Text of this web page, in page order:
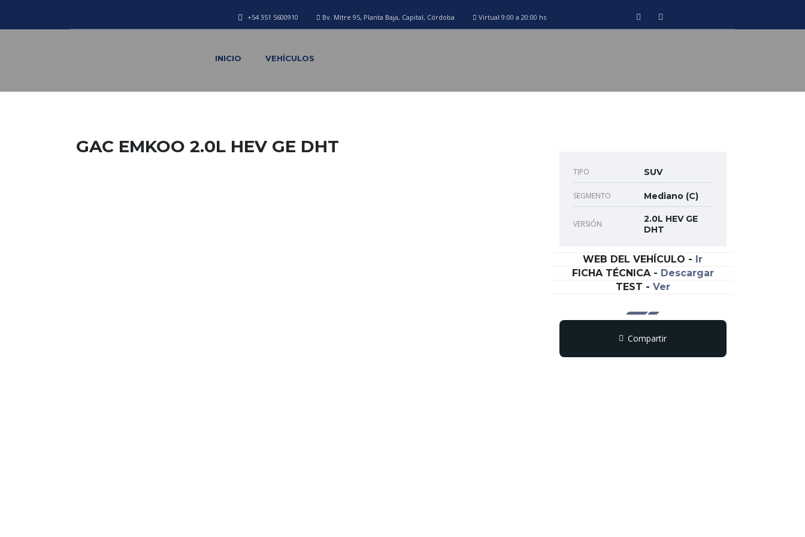
Virtual 9:00 a 20:00 hs
Bv. Mitre 95, Planta Baja, Capital, Córdoba
+54 351 5600910
INICIO VEHÍCULOS
GAC EMKOO 2.0L HEV GE DHT
TIPO SUV
SEGMENTO Mediano (C)
VERSIÓN
2.0L HEV GE
DHT
WEB DEL VEHÍCULO - Ir
FICHA TÉCNICA- Descargar
TEST - Ver
Compartir
CopyWhatsApp
Messenger
EmailPrint